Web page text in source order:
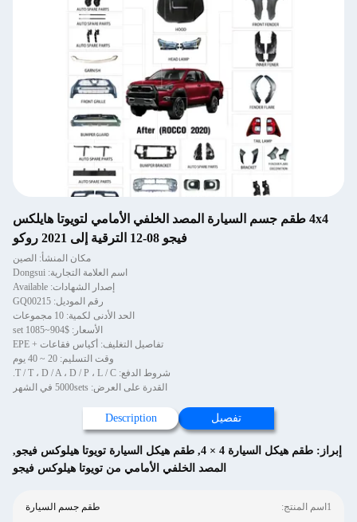
4x4 طقم جسم السيارة المصد الخلفي الأمامي لتويوتا هايلكس
فيجو 08-12 الترقية إلى 2021 روكو
مكان المنشأ: الصين
اسم العلامة التجارية: Dongsui
إصدار الشهادات: Available
رقم الموديل: GQ00215
الحد الأدنى لكمية: 10 مجموعات
الأسعار: $904~1085 set
تفاصيل التغليف: أكياس فقاعات + EPE
وقت التسليم: 20 ~ 40 يوم
شروط الدفع: T / T ، D / A ، D / P ، L / C.
القدرة على العرض: 5000sets في الشهر
تفصيل Description
إبراز: طقم هيكل السيارة 4 × 4 , طقم هيكل السيارة تويوتا هيلوكس فيجو,
المصد الخلفي الأمامي من تويوتا هيلوكس فيجو
1اسم المنتج: طقم جسم السيارة